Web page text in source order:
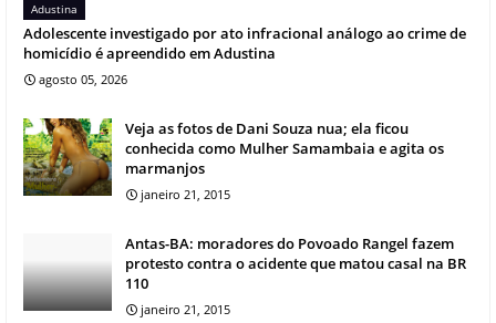
Adustina
Adolescente investigado por ato infracional análogo ao crime de
homicídio é apreendido em Adustina
agosto 05, 2026
Veja as fotos de Dani Souza nua; ela ficou
conhecida como Mulher Samambaia e agita os
marmanjos
janeiro 21, 2015
Antas-BA: moradores do Povoado Rangel fazem
protesto contra o acidente que matou casal na BR
110
janeiro 21, 2015